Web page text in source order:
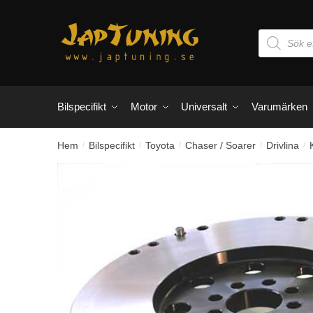
Products
search
Bilspecifikt Motor Universalt Varumärken
Hem / Bilspecifikt / Toyota / Chaser / Soarer / Drivlina /